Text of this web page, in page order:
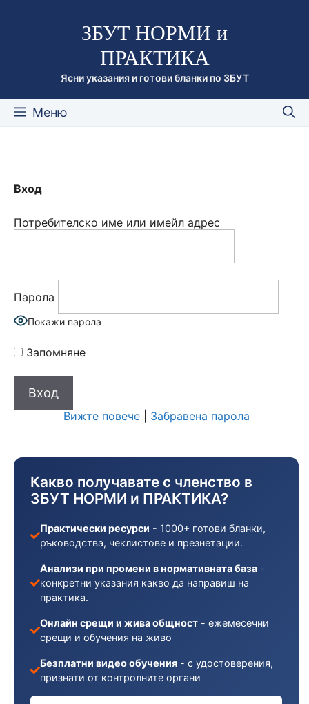
съдържаниетоЗБУТ НОРМИ и
ПРАКТИКА
Ясни указания и готови бланки по ЗБУТ
Меню
Вход
Потребителско име или имейл адрес
Парола
Покажи парола
Запомняне
Вижте повече| Забравена парола
Какво получавате с членство в
ЗБУТ НОРМИ и ПРАКТИКА?
Практически ресурси - 1000+ готови бланки,
ръководства, чеклистове и презнетации.
Анализи при промени в нормативната база -
конкретни указания какво да направиш на
практика.
Онлайн срещи и жива общност - ежемесечни
срещи и обучения на живо
Безплатни видео обучения - с удостоверения,
признати от контролните органи